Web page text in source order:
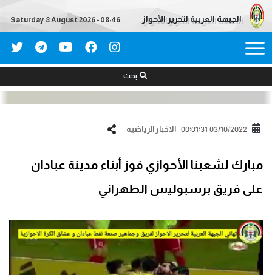
الجبهة العربية لتحرير الأحواز Saturday 8 August 2026 - 08:46
بحث
03/10/2022 00:01:31 الاخبار الریاضیه
مبارك لشعبنا الأحوازي فوز أبناء مدينة عبادان
على فريق برسبوليس الطهراني